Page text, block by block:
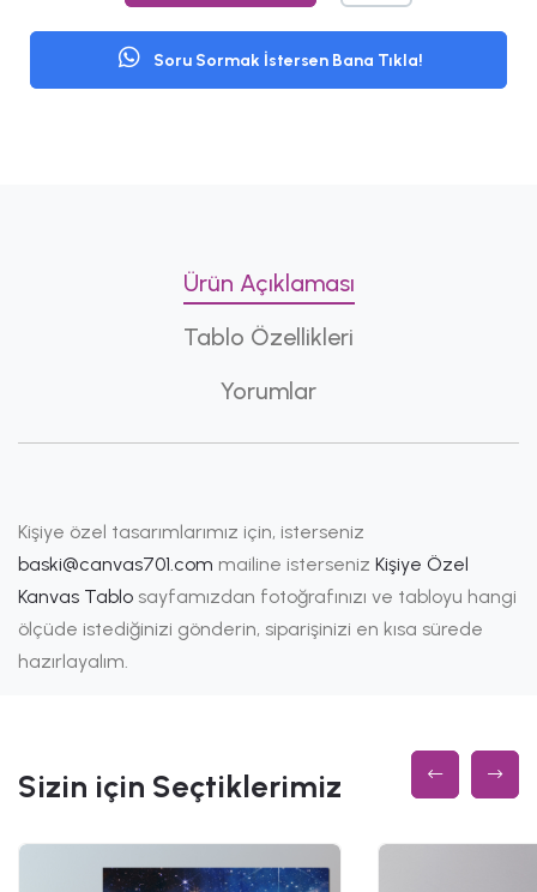
Soru Sormak İstersen Bana Tıkla!
Ürün Açıklaması
Tablo Özellikleri
Yorumlar
Kişiye özel tasarımlarımız için, isterseniz
baski@canvas701.com mailine isterseniz Kişiye Özel
Kanvas Tablo sayfamızdan fotoğrafınızı ve tabloyu hangi
ölçüde istediğinizi gönderin, siparişinizi en kısa sürede
hazırlayalım.
Sizin için Seçtiklerimiz